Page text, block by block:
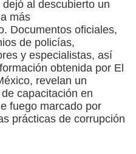
al descubierto un
más
Documentos oficiales,
de policías,
y especialistas, así
obtenida por El
revelan un
capacitación en
fuego marcado por
prácticas de corrupción